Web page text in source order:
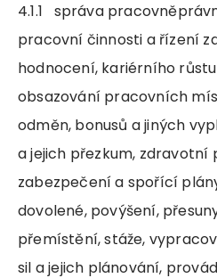
4.1.1 správa
pracovní činnosti a řízení
hodnocení, kariérního
obsazování pracovních
odměn, bonusů a jiných
a jejich přezkum, zdravotní
zabezpečení a spořící
dovolené, povýšení,
přemístění, stáže,
sil a jejich plánování,